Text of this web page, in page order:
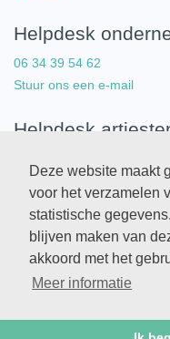
Deze website maakt
voor het verzamelen
statistische
blijven maken van
akkoord met het
Meer informatie
Helpdesk
06 34 39 54 62
Stuur ons een e-mail
Helpdesk
Stuur ons een e-mail
Copyright © 2026